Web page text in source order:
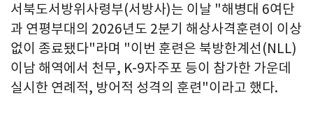
서북도서방위사령부(서방사)는 이날 "해병대 6여단
과 연평부대의 2026년도 2분기 해상사격훈련이 이상
없이 종료됐다"라며 "이번 훈련은 북방한계선(NLL)
이남 해역에서 천무, K-9자주포 등이 참가한 가운데
실시한 연례적, 방어적 성격의 훈련"이라고 했다.